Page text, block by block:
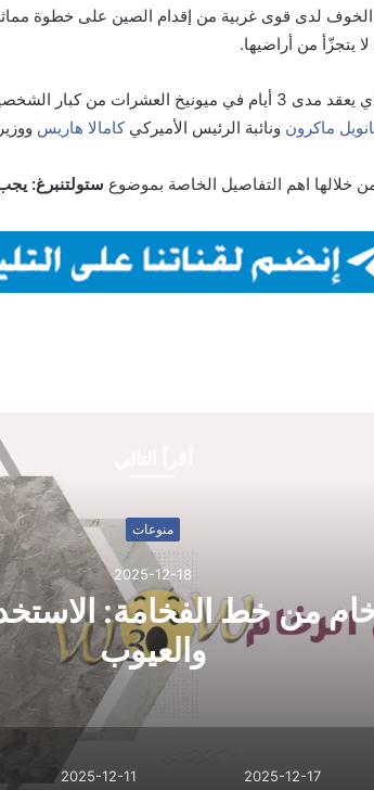
الخوف لدى قوى غربية من إقدام الصين على خطوة
يتجزّأ من أراضيها.
بينهم المستشار الألماني
ماكرون ونائبة الرئيس الأميركيكامالا هاريس
من خلالها اهم التفاصيل الخاصة بموضوع ستولتنبرغ: يجب
منوعات
2025-12-18
من خط الفخامة:
والعيوب
2025-12-17
2025-12-11